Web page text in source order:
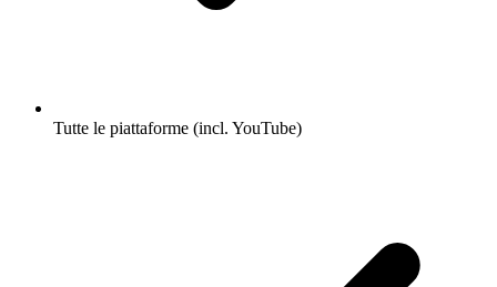
Tutte le piattaforme (incl. YouTube)